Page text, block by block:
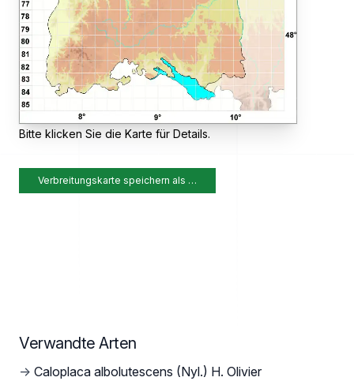
Bitte klicken Sie die Karte für Details.
Verbreitungskarte speichern als …
Verwandte Arten
→ Caloplaca albolutescens (Nyl.) H. Olivier